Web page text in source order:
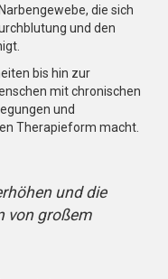
die sich
und den
bis hin zur
mit chronischen
und
Therapieform macht.
und die
von großem